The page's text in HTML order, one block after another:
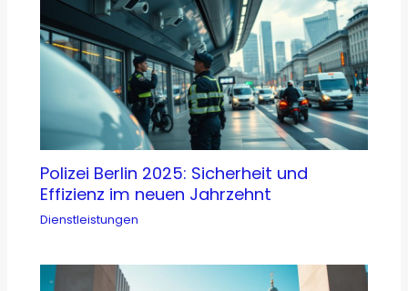
Polizei Berlin 2025: Sicherheit und
Effizienz im neuen Jahrzehnt
Dienstleistungen